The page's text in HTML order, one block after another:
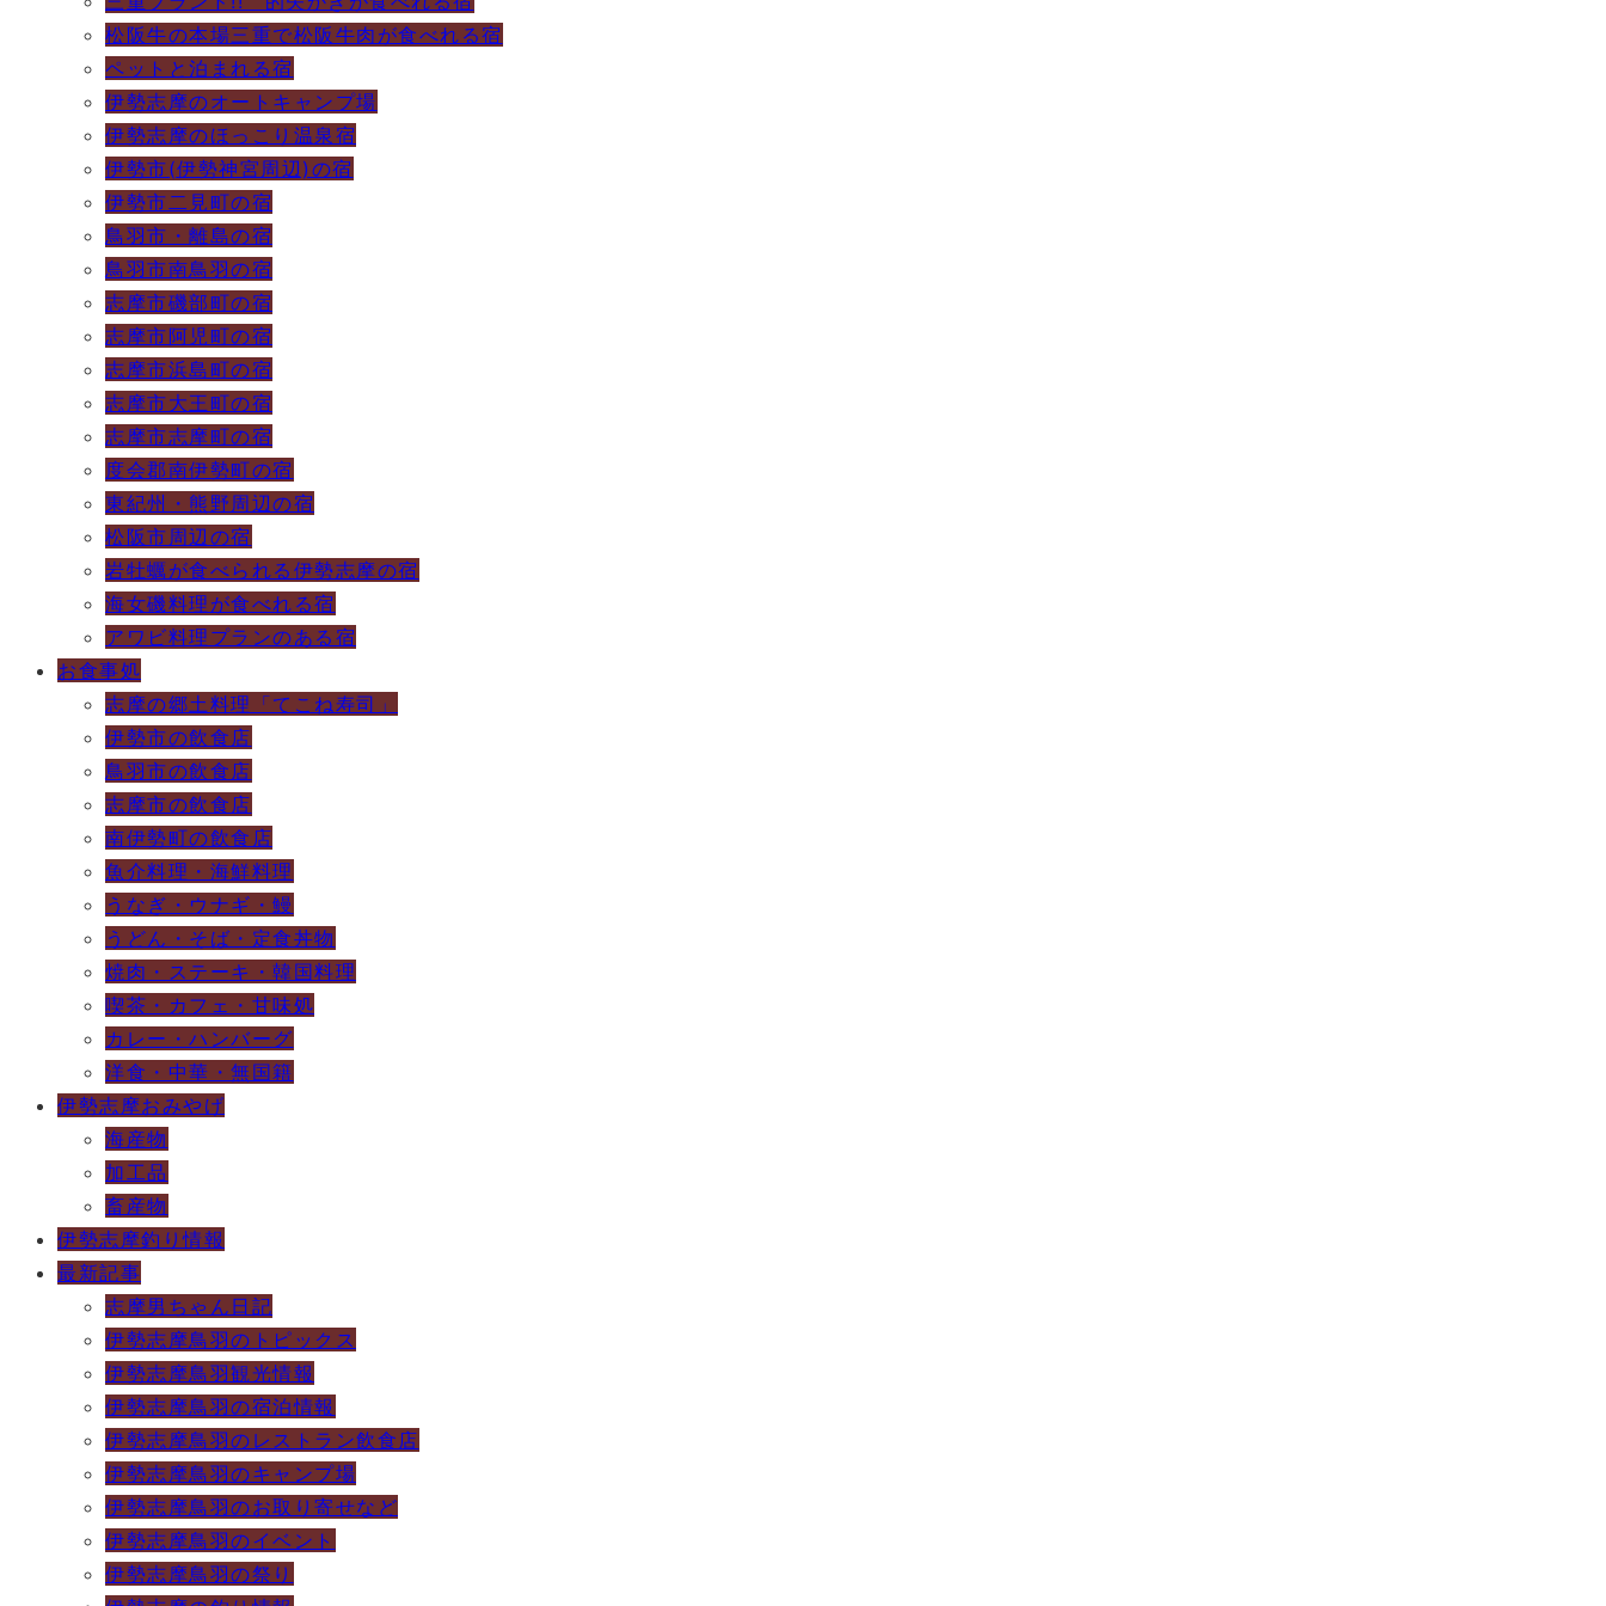
松阪牛の本場三重で松阪牛肉が食べれる宿
ペットと泊まれる宿
伊勢志摩のオートキャンプ場
伊勢志摩のほっこり温泉宿
伊勢市(伊勢神宮周辺)の宿
伊勢市二見町の宿
鳥羽市・離島の宿
鳥羽市南鳥羽の宿
志摩市磯部町の宿
志摩市阿児町の宿
志摩市浜島町の宿
志摩市大王町の宿
志摩市志摩町の宿
度会郡南伊勢町の宿
東紀州・熊野周辺の宿
松阪市周辺の宿
岩牡蠣が食べられる伊勢志摩の宿
海女磯料理が食べれる宿
アワビ料理プランのある宿
お食事処
志摩の郷土料理「てこね寿司」
伊勢市の飲食店
鳥羽市の飲食店
志摩市の飲食店
南伊勢町の飲食店
魚介料理・海鮮料理
うなぎ・ウナギ・鰻
うどん・そば・定食丼物
焼肉・ステーキ・韓国料理
喫茶・カフェ・甘味処
カレー・ハンバーグ
洋食・中華・無国籍
伊勢志摩おみやげ
海産物
加工品
畜産物
伊勢志摩釣り情報
最新記事
志摩男ちゃん日記
伊勢志摩鳥羽のトピックス
伊勢志摩鳥羽観光情報
伊勢志摩鳥羽の宿泊情報
伊勢志摩鳥羽のレストラン飲食店
伊勢志摩鳥羽のキャンプ場
伊勢志摩鳥羽のお取り寄せなど
伊勢志摩鳥羽のイベント
伊勢志摩鳥羽の祭り